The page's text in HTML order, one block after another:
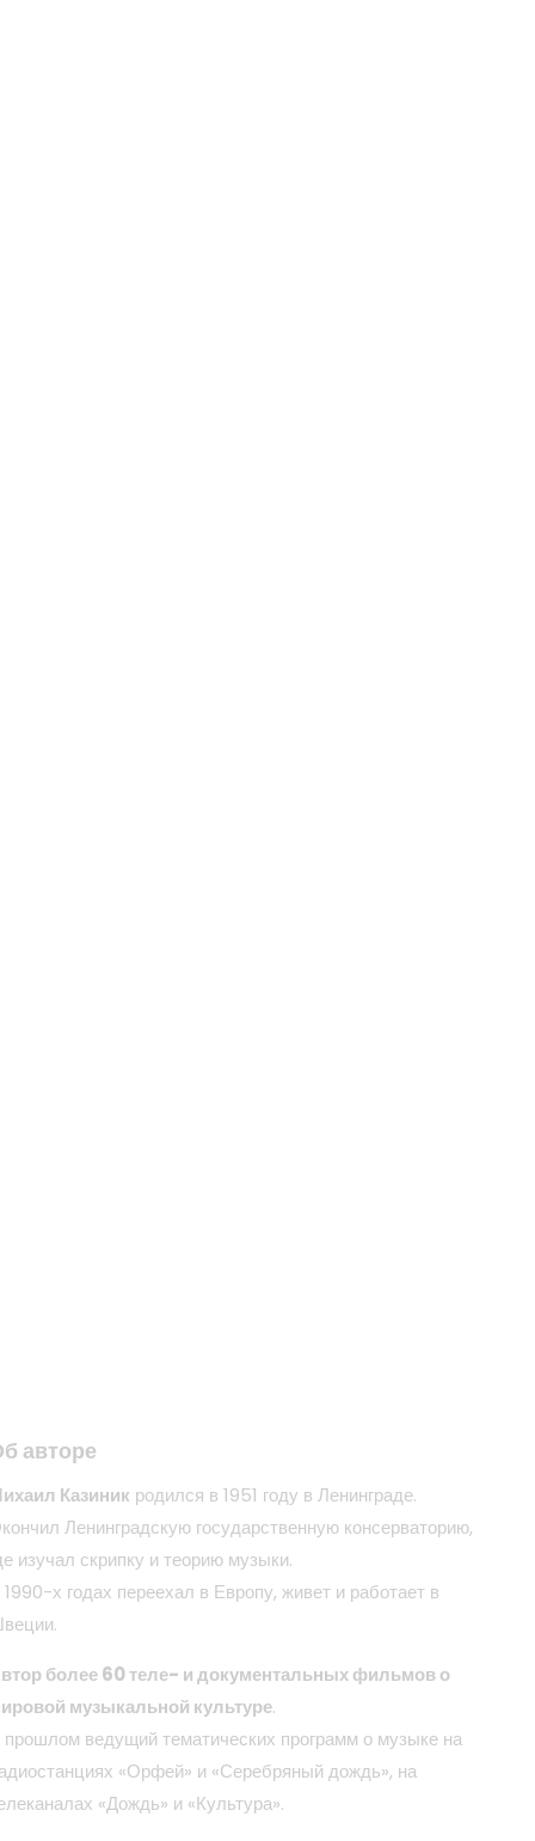
авторе
Казиник родился в 1951 году в Ленинграде.
Ленинградскую государственную консерваторию,
изучал скрипку и теорию музыки.
х годах переехал в Европу, живет и работает в
более 60 теле- и документальных фильмов о
музыкальной культуре.
ведущий тематических программ о музыке на
«Орфей» и «Серебряный дождь», на
«Дождь» и «Культура».